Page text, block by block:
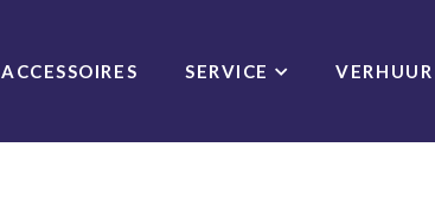
ACCESSOIRES SERVICE VERHUUR